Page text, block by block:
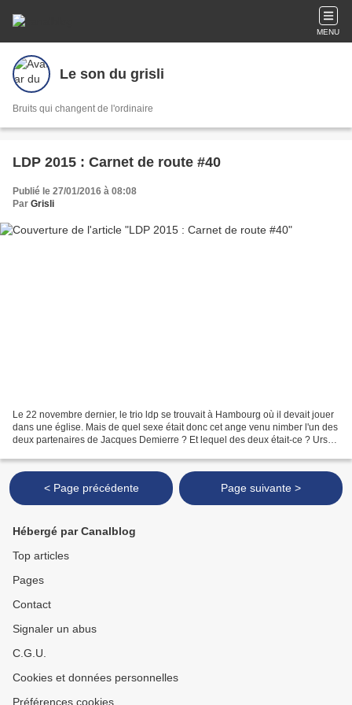
MENU
Le son du grisli
Bruits qui changent de l'ordinaire
LDP 2015 : Carnet de route #40
Publié le 27/01/2016 à 08:08
Par Grisli
Le 22 novembre dernier, le trio ldp se trouvait à Hambourg où il devait jouer
dans une église. Mais de quel sexe était donc cet ange venu nimber l'un des
deux partenaires de Jacques Demierre ? Et lequel des deux était-ce ? Urs
< Page précédente Page suivante >
Hébergé par Canalblog
Top articles
Pages
Contact
Signaler un abus
C.G.U.
Cookies et données personnelles
Préférences cookies